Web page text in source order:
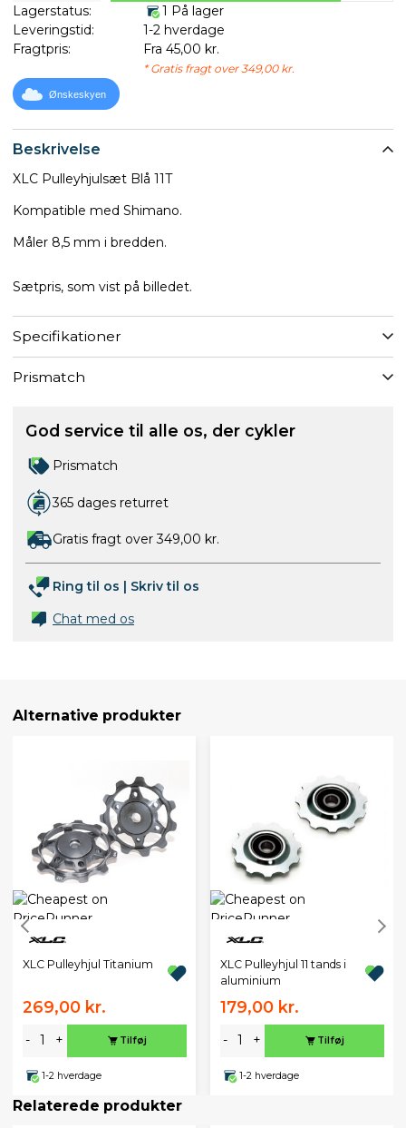
Beskrivelse
XLC Pulleyhjulsæt Blå 11T
Kompatible med Shimano.
Måler 8,5 mm i bredden.
Sætpris, som vist på billedet.
Specifikationer
Prismatch
Lagerstatus:
1 På lager
Leveringstid:
1-2 hverdage
Fragtpris:
Fra 45,00 kr.
* Gratis fragt over 349,00 kr.
Ønskeskyen
God service til alle os, der cykler
Prismatch
365 dages returret
Gratis fragt over 349,00 kr.
Ring til os | Skriv til os
Chat med os
Alternative produkter
XLC Pulleyhjul Titanium
269,00 kr.
- + Tilføj
1-2 hverdage
XLC Pulleyhjul 11 tands i
aluminium
179,00 kr.
- + Tilføj
1-2 hverdage
Relaterede produkter